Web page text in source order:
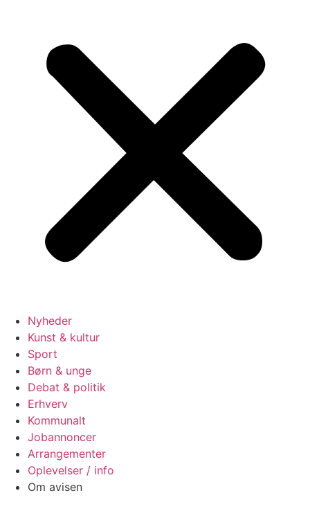
Nyheder
Kunst & kultur
Sport
Børn & unge
Debat & politik
Erhverv
Kommunalt
Jobannoncer
Arrangementer
Oplevelser / info
Om avisen